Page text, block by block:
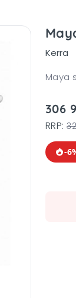
Kerra
Maya
306
RRP:
-